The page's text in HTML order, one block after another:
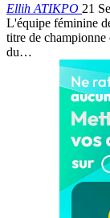
Ellih ATIKPO 21
L'équipe féminine
titre de
du…